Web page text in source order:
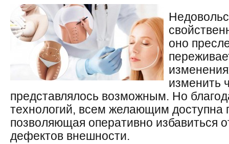
оно
изменить
представлялось возможным. Но
технологий, всем желающим доступна
позволяющая оперативно избавиться
дефектов внешности.